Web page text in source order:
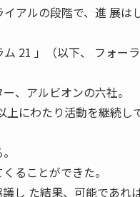
アルの段階で、進 展は
21 」（以下、 フォーラ
、アルビオンの六社。
上にわたり活動を継続し
ることができた。
し た結果、可能であれ